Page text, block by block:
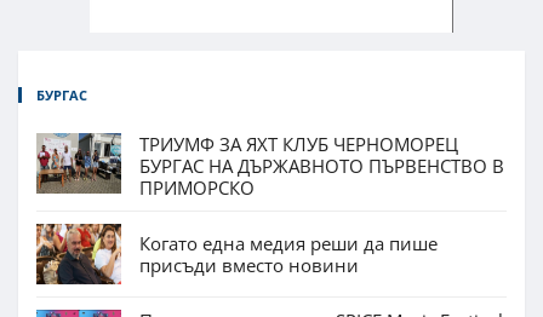
БУРГАС
ТРИУМФ ЗА ЯХТ КЛУБ ЧЕРНОМОРЕЦ
БУРГАС НА ДЪРЖАВНОТО ПЪРВЕНСТВО В
ПРИМОРСКО
Когато една медия реши да пише
присъди вместо новини